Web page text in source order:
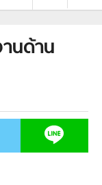
านด้าน